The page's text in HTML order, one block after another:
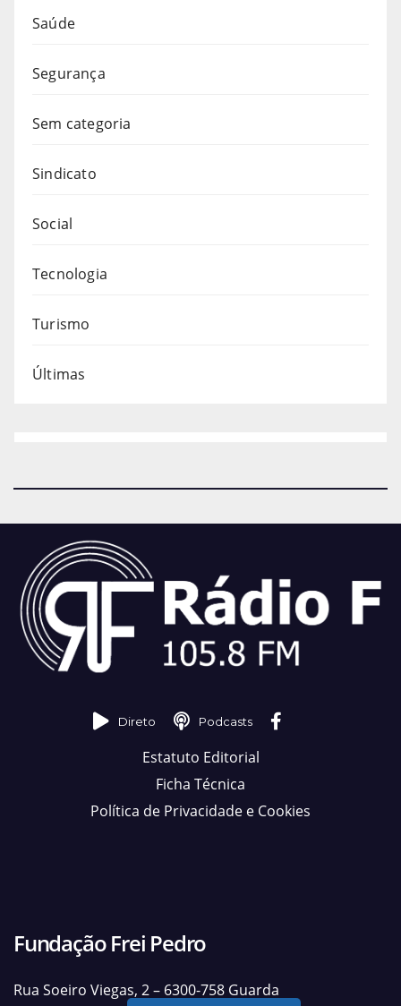
Saúde
Segurança
Sem categoria
Sindicato
Social
Tecnologia
Turismo
Últimas
Direto Podcasts
Estatuto Editorial
Ficha Técnica
Política de Privacidade e Cookies
Fundação Frei Pedro
Rua Soeiro Viegas, 2 – 6300-758 Guarda